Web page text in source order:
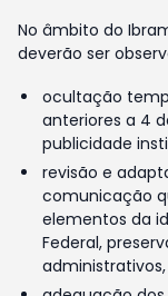
No âmbito do
deverão ser
ocultação
anteriores a 4
publicidade
revisão e
comunicação
elementos da
Federal,